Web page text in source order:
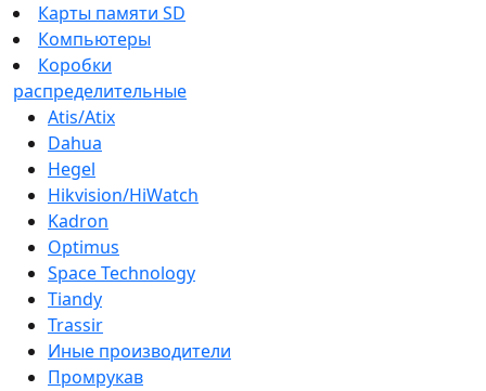
Карты памяти SD
Компьютеры
Коробки
распределительные
Atis/Atix
Dahua
Hegel
Hikvision/HiWatch
Kadron
Optimus
Space Technology
Tiandy
Trassir
Иные производители
Промрукав